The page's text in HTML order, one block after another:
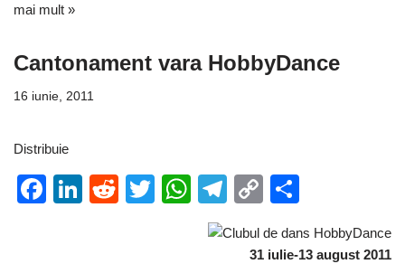
mai mult »
Cantonament vara HobbyDance
16 iunie, 2011
Distribuie
F
Li
R
T
W
at
T
e
C
p
ta
31 iulie-13 august 2011